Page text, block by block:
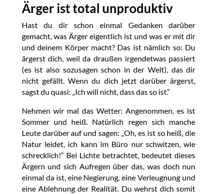
Ärger ist total unproduktiv
Hast du dir schon einmal Gedanken darüber
gemacht, was Ärger eigentlich ist und was er mit dir
und deinem Körper macht? Das ist nämlich so: Du
ärgerst dich, weil da draußen irgendetwas passiert
(es ist also sozusagen schon in der Welt), das dir
nicht gefällt. Wenn du dich jetzt darüber ärgerst,
sagst du quasi: „Ich will nicht, dass das so ist.“
Nehmen wir mal das Wetter: Angenommen, es ist
Sommer und heiß. Natürlich regen sich manche
Leute darüber auf und sagen: „Oh, es ist so heiß, die
Natur leidet, ich kann im Büro nur schwitzen, wie
schrecklich!“ Bei Lichte betrachtet, bedeutet dieses
Ärgern und sich Aufregen über das, was doch nun
einmal da ist, eine Negierung, eine Verleugnung und
eine Ablehnung der Realität. Du wehrst dich somit